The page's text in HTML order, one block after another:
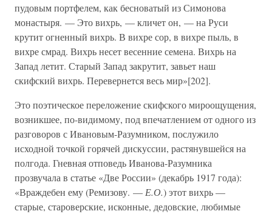
пудовым портфелем, как бесноватый из Симонова
монастыря. — Это вихрь, — кличет он, — на Руси
крутит огненный вихрь. В вихре сор, в вихре пыль, в
вихре смрад. Вихрь несет весенние семена. Вихрь на
Запад летит. Старый Запад закрутит, завьет наш
скифский вихрь. Перевернется весь мир»[202].
Это поэтическое переложение скифского мироощущения,
возникшее, по-видимому, под впечатлением от одного из
разговоров с Ивановым-Разумником, послужило
исходной точкой горячей дискуссии, растянувшейся на
полгода. Гневная отповедь Иванова-Разумника
прозвучала в статье «Две России» (декабрь 1917 года):
«Враждебен ему (Ремизову. — Е.О.) этот вихрь —
старые, староверские, исконные, дедовские, любимые